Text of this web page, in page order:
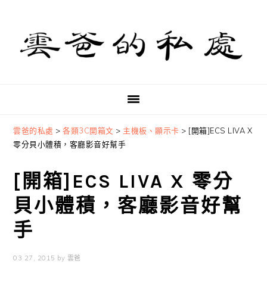
primary
navigation
content
primary
sidebar
雲爸的私處 >各類3C開箱文 > 主機板、顯示卡 > [開箱]ECS LIVA X
零分貝小體積，客廳影音好幫手
[開箱]ECS LIVA X 零分
貝小體積，客廳影音好幫
手
03 27, 2015 by 雲爸